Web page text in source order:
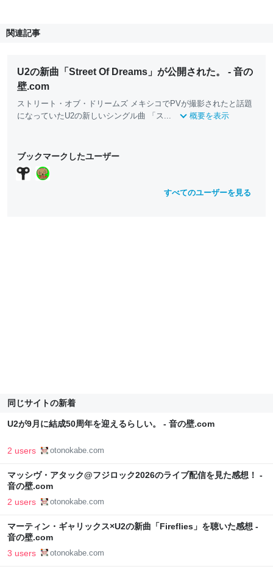
関連記事
U2の新曲「Street Of Dreams」が公開された。 - 音の
壁.com
ストリート・オブ・ドリームズ メキシコでPVが撮影されたと話題
になっていたU2の新しいシングル曲 「ス...
概要を表示
ブックマークしたユーザー
すべてのユーザーを見る
同じサイトの新着
U2が9月に結成50周年を迎えるらしい。 - 音の壁.com
2 users otonokabe.com
マッシヴ・アタック@フジロック2026のライブ配信を見た感想！ -
音の壁.com
2 users otonokabe.com
マーティン・ギャリックス×U2の新曲「Fireflies」を聴いた感想 -
音の壁.com
3 users otonokabe.com